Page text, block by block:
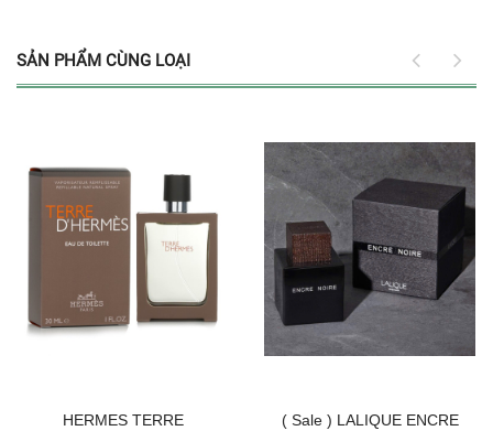
SẢN PHẨM CÙNG LOẠI
HERMES TERRE
( Sale ) LALIQUE ENCRE